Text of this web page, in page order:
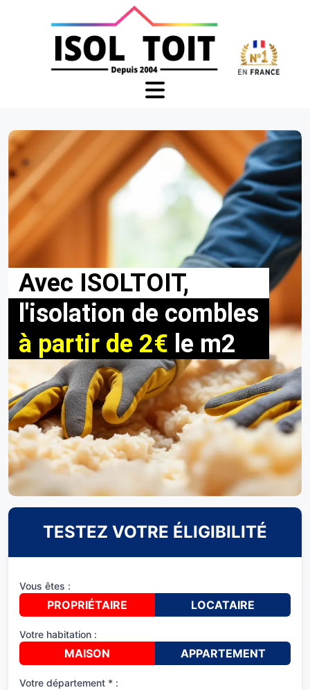
Avec ISOLTOIT,
l'isolation de combles
à partir de 2€ le m2
TESTEZ VOTRE ÉLIGIBILITÉ
Vous êtes :
PROPRIÉTAIRE LOCATAIRE
Votre habitation :
MAISON APPARTEMENT
Votre département * :